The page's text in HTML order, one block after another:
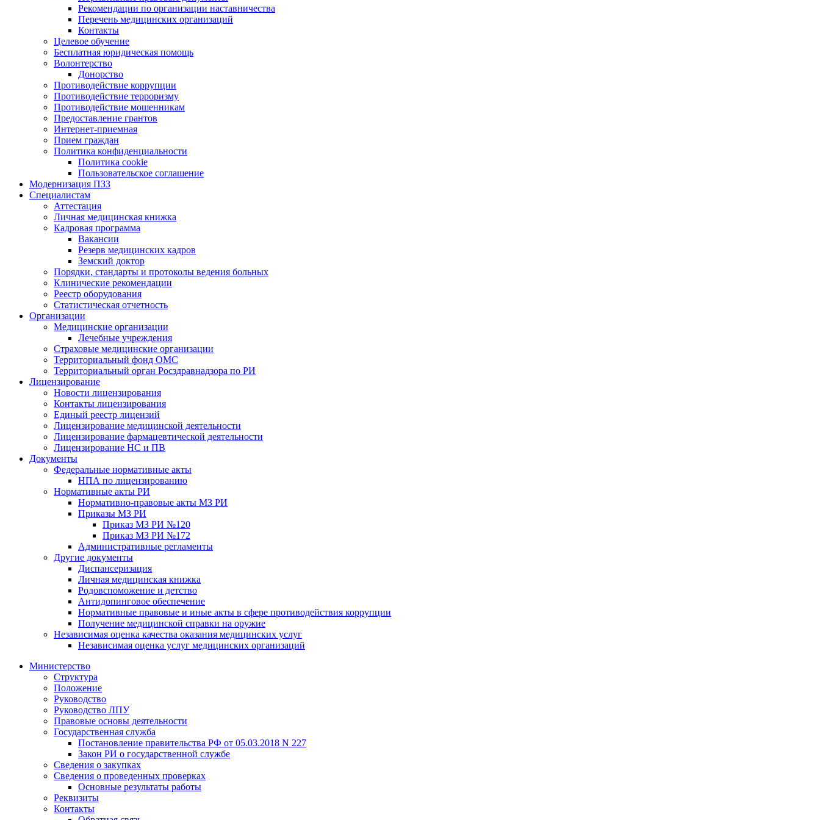
Рекомендации по организации наставничества
Перечень медицинских организаций
Контакты
Целевое обучение
Бесплатная юридическая помощь
Волонтерство
Донорство
Противодействие коррупции
Противодействие терроризму
Противодействие мошенникам
Предоставление грантов
Интернет-приемная
Прием граждан
Политика конфиденциальности
Политика cookie
Пользовательское соглашение
Модернизация ПЗЗ
Специалистам
Аттестация
Личная медицинская книжка
Кадровая программа
Вакансии
Резерв медицинских кадров
Земский доктор
Порядки, стандарты и протоколы ведения больных
Клинические рекомендации
Реестр оборудования
Статистическая отчетность
Организации
Медицинские организации
Лечебные учреждения
Страховые медицинские организации
Территориальный фонд ОМС
Территориальный орган Росздравнадзора по РИ
Лицензирование
Новости лицензирования
Контакты лицензирования
Единый реестр лицензий
Лицензирование медицинской деятельности
Лицензирование фармацевтической деятельности
Лицензирование НС и ПВ
Документы
Федеральные нормативные акты
НПА по лицензированию
Нормативные акты РИ
Нормативно-правовые акты МЗ РИ
Приказы МЗ РИ
Приказ МЗ РИ №120
Приказ МЗ РИ №172
Административные регламенты
Другие документы
Диспансеризация
Личная медицинская книжка
Родовспоможение и детство
Антидопинговое обеспечение
Нормативные правовые и иные акты в сфере противодействия коррупции
Получение медицинской справки на оружие
Независимая оценка качества оказания медицинских услуг
Независимая оценка услуг медицинскиx организаций
Министерство
Структура
Положение
Руководство
Руководство ЛПУ
Правовые основы деятельности
Государственная служба
Постановление правительства РФ от 05.03.2018 N 227
Закон РИ о государственной службе
Сведения о закупках
Сведения о проведенных проверках
Основные результаты работы
Реквизиты
Контакты